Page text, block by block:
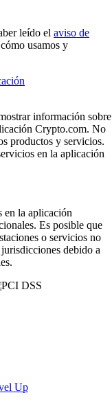
leído el aviso de
usamos y
información sobre
Crypto.com. No
productos y servicios.
en la aplicación
en la aplicación
Es posible que
o servicios no
debido a
Up